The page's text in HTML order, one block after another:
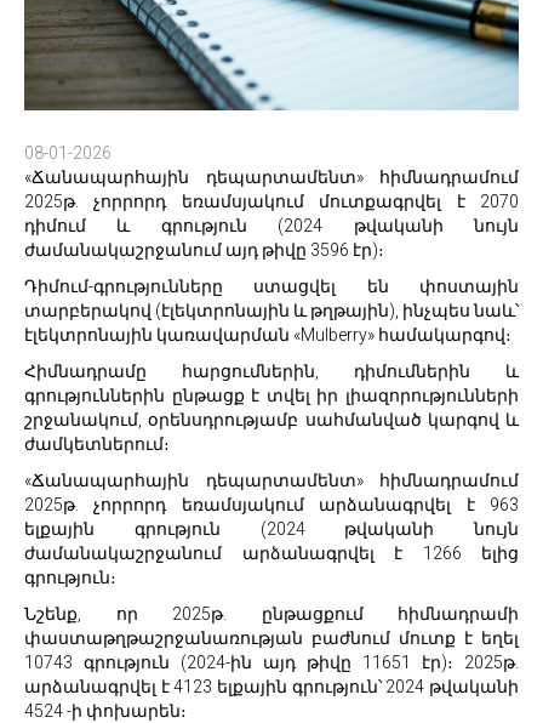
08-01-2026
«Ճանապարհային դեպարտամենտ» հիմնադրամում
2025թ. չորրորդ եռամսյակում մուտքագրվել է 2070
դիմում և գրություն (2024 թվականի նույն
ժամանակաշրջանում այդ թիվը 3596 էր)։
Դիմում-գրությունները ստացվել են փոստային
տարբերակով (էլեկտրոնային և թղթային), ինչպես նաև՝
էլեկտրոնային կառավարման «Mulberry» համակարգով։
Հիմնադրամը հարցումներին, դիմումներին և
գրություններին ընթացք է տվել իր լիազորությունների
շրջանակում, օրենսդրությամբ սահմանված կարգով և
ժամկետներում։
«Ճանապարհային դեպարտամենտ» հիմնադրամում
2025թ. չորրորդ եռամսյակում արձանագրվել է 963
ելքային գրություն (2024 թվականի նույն
ժամանակաշրջանում արձանագրվել է 1266 ելից
գրություն։
Նշենք‚ որ 2025թ. ընթացքում հիմնադրամի
փաստաթղթաշրջանառության բաժնում մուտք է եղել
10743 գրություն (2024-ին այդ թիվը 11651 էր)։ 2025թ.
արձանագրվել է 4123 ելքային գրություն՝ 2024 թվականի
4524 -ի փոխարեն։